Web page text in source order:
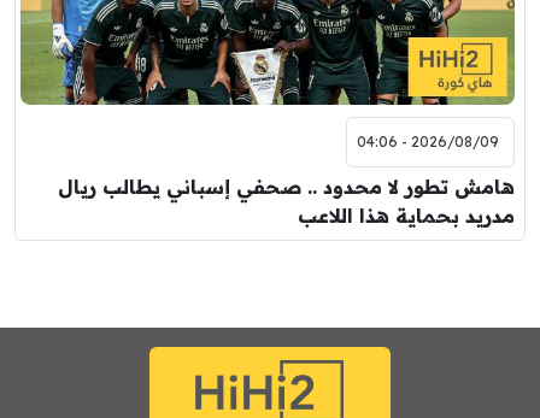
2026/08/09 - 04:06
هامش تطور لا محدود .. صحفي إسباني يطالب ريال
مدريد بحماية هذا اللاعب